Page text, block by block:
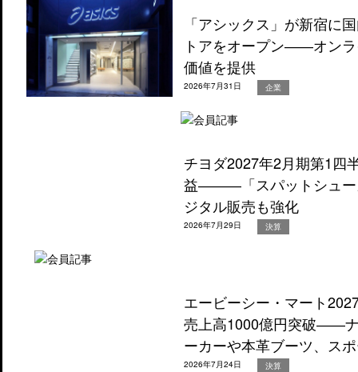
「アシックス」が新宿に
トアをオープン――オン
価値を提供
2026年7月31日 企業
チヨダ2027年2月期第1四
益―――「スパットシュー
ジタル販売も強化
2026年7月29日 決算
エービーシー・マート
売上高1000億円突破――
ーカーや本革ブーツ、ス
2026年7月24日 決算